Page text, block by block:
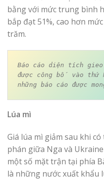
bằng với mức trung bình
bắp đạt 51%, cao hơn
trăm.
Báo cáo diện tích
được công bố vào thứ
những báo cáo được
Lúa mì
Giá lúa mì giảm sau khi
phán giữa Nga và
một số mặt trận tại phía
là những nước xuất khẩu